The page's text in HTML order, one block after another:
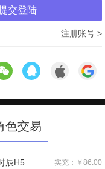
交登陆
注册账号 >
色交易
实充：￥86.00
辰H5